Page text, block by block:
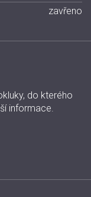
zavřeno
do kterého
informace.